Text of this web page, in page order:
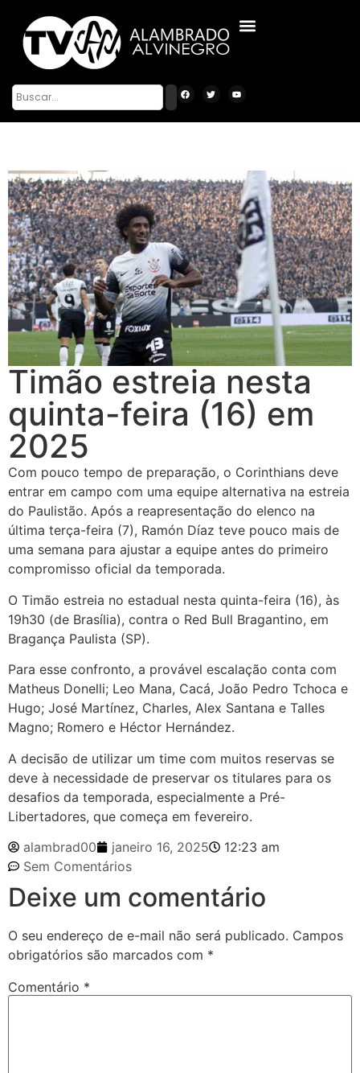
Timão estreia nesta
quinta-feira (16) em
2025
Com pouco tempo de preparação, o Corinthians deve
entrar em campo com uma equipe alternativa na estreia
do Paulistão. Após a reapresentação do elenco na
última terça-feira (7), Ramón Díaz teve pouco mais de
uma semana para ajustar a equipe antes do primeiro
compromisso oficial da temporada.
O Timão estreia no estadual nesta quinta-feira (16), às
19h30 (de Brasília), contra o Red Bull Bragantino, em
Bragança Paulista (SP).
Para esse confronto, a provável escalação conta com
Matheus Donelli; Leo Mana, Cacá, João Pedro Tchoca e
Hugo; José Martínez, Charles, Alex Santana e Talles
Magno; Romero e Héctor Hernández.
A decisão de utilizar um time com muitos reservas se
deve à necessidade de preservar os titulares para os
desafios da temporada, especialmente a Pré-
Libertadores, que começa em fevereiro.
alambrad00
janeiro 16, 2025
12:23 am
Sem Comentários
Deixe um comentário
O seu endereço de e-mail não será publicado. Campos
obrigatórios são marcados com *
Comentário *